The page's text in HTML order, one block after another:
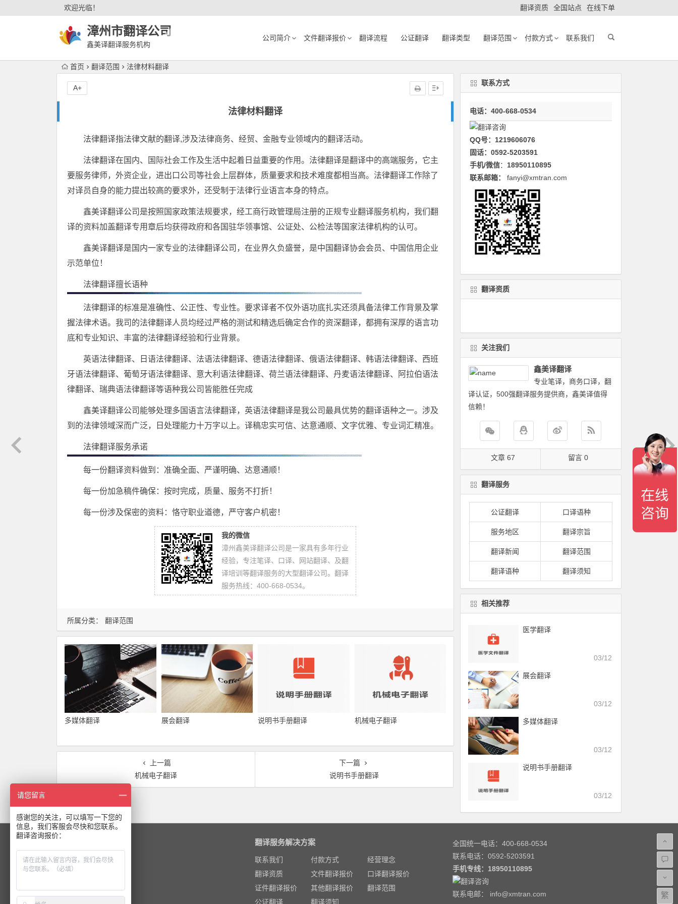
欢迎光临！ 翻译资质 全国站点 在线下单
漳州市翻译公司
鑫美译翻译服务机构
公司简介 文件翻译报价 翻译流程 公证翻译 翻译类型 翻译范围 付款方式 联系我们
首页 翻译范围 法律材料翻译
法律材料翻译
A+
所属分类： 翻译范围
法律翻译指法律文献的翻译,涉及法律商务、经贸、金融专业领域内的翻译活动。
法律翻译在国内、国际社会工作及生活中起着日益重要的作用。法律翻译是翻译中的高端服务，它主
要服务律师，外资企业，进出口公司等社会上层群体，质量要求和技术难度都相当高。法律翻译工作除了
对译员自身的能力提出较高的要求外，还受制于法律行业语言本身的特点。
鑫美译翻译公司是按照国家政策法规要求，经工商行政管理局注册的正规专业翻译服务机构，我们翻
译的资料加盖翻译专用章后均获得政府和各国驻华领事馆、公证处、公检法等国家法律机构的认可。
鑫美译翻译是国内一家专业的法律翻译公司，在业界久负盛誉，是中国翻译协会会员、中国信用企业
示范单位！
法律翻译擅长语种
法律翻译的标准是准确性、公正性、专业性。要求译者不仅外语功底扎实还须具备法律工作背景及掌
握法律术语。我司的法律翻译人员均经过严格的测试和精选后确定合作的资深翻译，都拥有深厚的语言功
底和专业知识、丰富的法律翻译经验和行业背景。
英语法律翻译、日语法律翻译、法语法律翻译、德语法律翻译、俄语法律翻译、韩语法律翻译、西班
牙语法律翻译、葡萄牙语法律翻译、意大利语法律翻译、荷兰语法律翻译、丹麦语法律翻译、阿拉伯语法
律翻译、瑞典语法律翻译等语种我公司皆能胜任完成
鑫美译翻译公司能够处理多国语言法律翻译，英语法律翻译是我公司最具优势的翻译语种之一。涉及
到的法律领域深而广泛，日处理能力十万字以上。译稿忠实可信、达意通顺、文字优雅、专业词汇精准。
法律翻译服务承诺
每一份翻译资料做到：准确全面、严谨明确、达意通顺！
每一份加急稿件确保：按时完成，质量、服务不打折！
每一份涉及保密的资料：恪守职业道德，严守客户机密！
我的微信
漳州鑫美译翻译公司是一家具有多年行业
经验，专注笔译、口译、网站翻译、及翻
译培训等翻译服务的大型翻译公司。翻译
服务热线：400-668-0534。
多媒体翻译 展会翻译 说明书手册翻译 机械电子翻译
上一篇
机械电子翻译
下一篇
说明书手册翻译
联系方式
电话：400-668-0534
QQ号：1219606076
固话：0592-5203591
手机/微信： 18950110895
联系邮箱： fanyi@xmtran.com
翻译资质
关注我们
鑫美译翻译
专业笔译，商务口译，翻
译认证，500强翻译服务提供商，鑫美译值得
信赖！
文章 67 留言 0
翻译服务
公证翻译 口译语种
服务地区 翻译宗旨
翻译新闻 翻译范围
翻译语种 翻译须知
相关推荐
医学翻译
03/12
展会翻译
03/12
多媒体翻译
03/12
说明书手册翻译
03/12
翻译服务解决方案
联系我们 付款方式
经营理念
翻译资质
文件翻译报价
口译翻译报价
证件翻译报价
其他翻译报价
翻译范围
公证翻译
翻译须知
全国统一电话：400-668-0534
联系电话：0592-5203591
手机专线： 18950110895
联系电邮： info@xmtran.com 繁
请您留言
感谢您的关注，可以填写一下您的
信息，我们客服会尽快和您联系。
翻译咨询报价：